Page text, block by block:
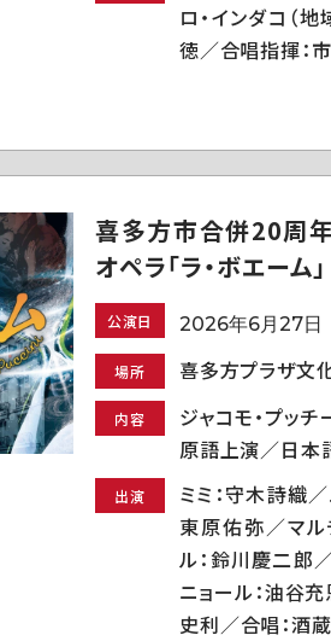
ロ・インダコ（
徳／合唱指揮：
喜多方市合併20周
オペラ「ラ・ボエーム」
公演日 2026年6月27日
場所 喜多方プラザ文
内容
ジャコモ・プッチ
原語上演／日本
出演
ミミ：守木詩織
東原佑弥／マル
ル：鈴川慶二郎
ニョール：油谷
史利／合唱：酒